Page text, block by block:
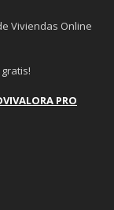
Viviendas Online
PRO